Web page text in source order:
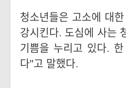
청소년들은 고소에 대
강시킨다. 도심에 사는
기쁨을 누리고 있다.
다"고 말했다.